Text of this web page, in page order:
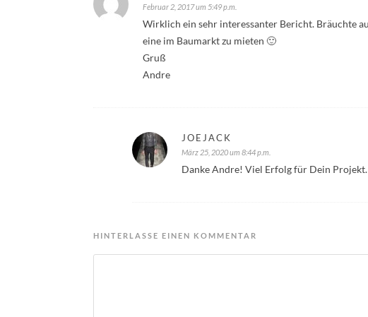
Februar 2, 2017 um 5:49 p.m.
Wirklich ein sehr interessanter Bericht. Bräuchte
eine im Baumarkt zu mieten 🙂
Gruß
Andre
JOEJACK
März 25, 2020 um 8:44 p.m.
Danke Andre! Viel Erfolg für Dein Projekt.
HINTERLASSE EINEN KOMMENTAR